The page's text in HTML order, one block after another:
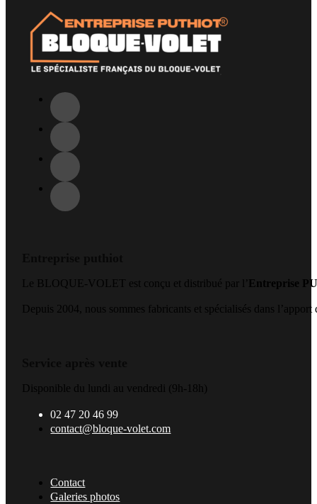
Le BLOQUE-VOLET est conçu et distribué par l’ Entreprise
Depuis 2004, nous sommes fabricants et spécialisés dans
Disponible du lundi au vendredi (9h-18h)
02 47 20 46 99
contact@bloque-volet.com
Contact
Galeries photos